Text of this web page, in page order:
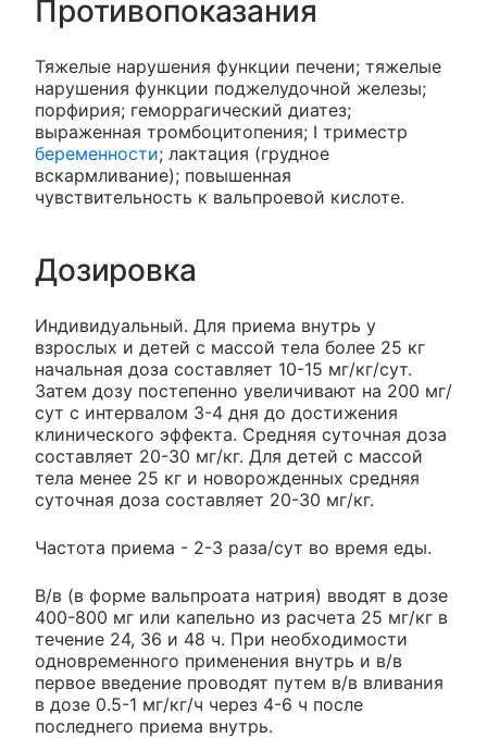
Противопоказания
Тяжелые нарушения функции печени; тяжелые
нарушения функции поджелудочной железы;
порфирия; геморрагический диатез;
выраженная тромбоцитопения; I триместр
беременности; лактация (грудное
вскармливание); повышенная
чувствительность к вальпроевой кислоте.
Дозировка
Индивидуальный. Для приема внутрь у
взрослых и детей с массой тела более 25 кг
начальная доза составляет 10-15 мг/кг/сут.
Затем дозу постепенно увеличивают на 200 мг/
сут с интервалом 3-4 дня до достижения
клинического эффекта. Средняя суточная доза
составляет 20-30 мг/кг. Для детей с массой
тела менее 25 кг и новорожденных средняя
суточная доза составляет 20-30 мг/кг.
Частота приема - 2-3 раза/сут во время еды.
В/в (в форме вальпроата натрия) вводят в дозе
400-800 мг или капельно из расчета 25 мг/кг в
течение 24, 36 и 48 ч. При необходимости
одновременного применения внутрь и в/в
первое введение проводят путем в/в вливания
в дозе 0.5-1 мг/кг/ч через 4-6 ч после
последнего приема внутрь.